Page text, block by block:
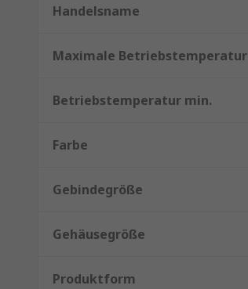
Handelsname
Maximale Betriebstemperatur
Betriebstemperatur min.
Farbe
Gebindegröße
Gehäusegröße
Produktform